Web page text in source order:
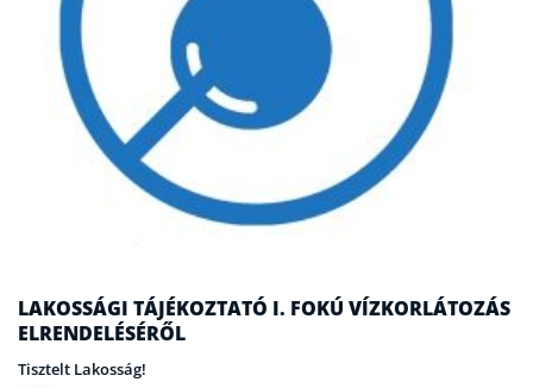
LAKOSSÁGI TÁJÉKOZTATÓ I. FOKÚ VÍZKORLÁTOZÁS
ELRENDELÉSÉRŐL
Tisztelt Lakosság!